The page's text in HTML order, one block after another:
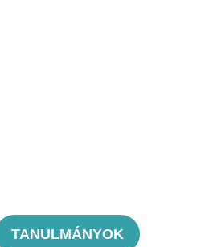
TANULMÁNYOK